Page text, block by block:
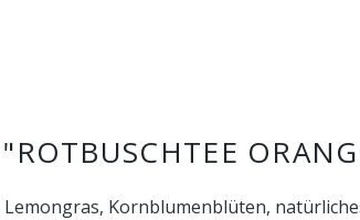
Kornblumenblüten,